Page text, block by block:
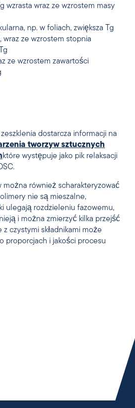
wzrasta wraz ze wzrostem masy
np. w foliach, zwiększa Tg
wraz ze wzrostem stopnia
ze wzrostem zawartości
dostarcza informacji na
tworzyw sztucznych
które występuje jako pik relaksacji
można również scharakteryzować
nie są mieszalne,
ulegają rozdzieleniu fazowemu,
i można zmierzyć kilka przejść
czystymi składnikami może
proporcjach i jakości procesu